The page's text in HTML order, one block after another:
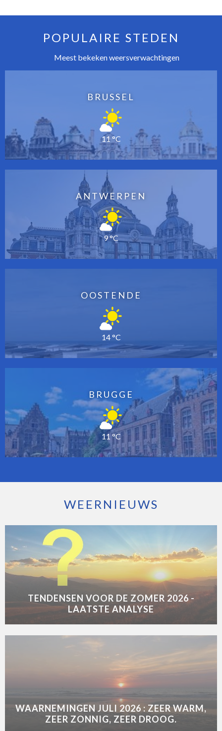
POPULAIRE STEDEN
Meest bekeken weersverwachtingen
BRUSSEL
11 °C
ANTWERPEN
9 °C
OOSTENDE
14 °C
BRUGGE
11 °C
WEERNIEUWS
TENDENSEN VOOR DE ZOMER 2026 -
LAATSTE ANALYSE
WAARNEMINGEN JULI 2026 : ZEER WARM,
ZEER ZONNIG, ZEER DROOG.